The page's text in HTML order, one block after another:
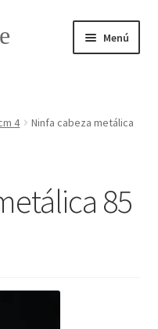
Menú
4
Ninfa cabeza metálica
85